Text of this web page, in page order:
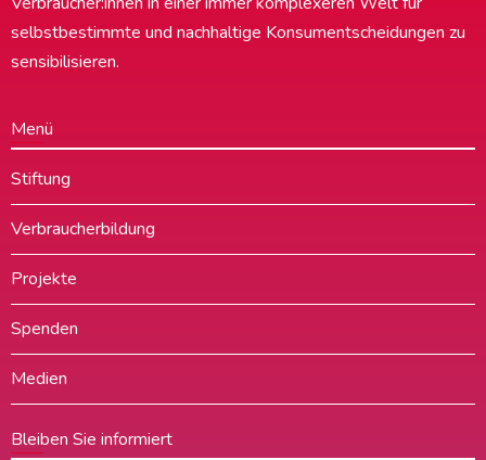
selbstbestimmte und nachhaltige Konsumentscheidungen zu
sensibilisieren.
Menü
Stiftung
Verbraucherbildung
Projekte
Spenden
Medien
Bleiben Sie informiert